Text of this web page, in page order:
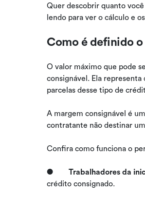
Quer descobrir quanto
lendo para ver o cálculo e
Como é definido
O valor máximo que pode
consignável. Ela
parcelas desse tipo de
A margem consignável é
contratante não destinar
Confira como funciona o
● Trabalhadores da
crédito consignado.